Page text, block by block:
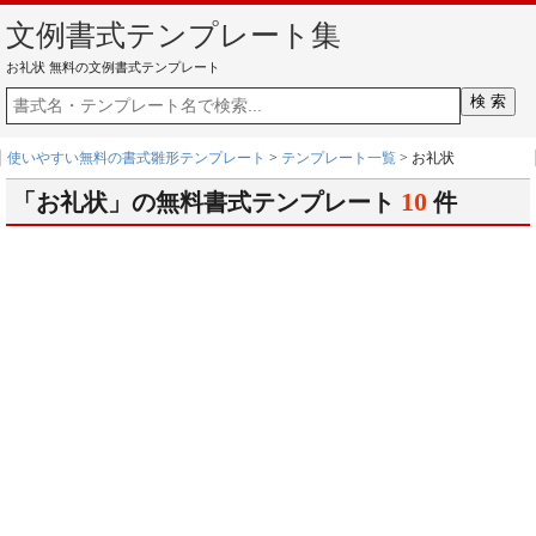
文例書式テンプレート集
お礼状 無料の文例書式テンプレート
使いやすい無料の書式雛形テンプレート > テンプレート一覧 > お礼状
「お礼状」の無料書式テンプレート 10 件